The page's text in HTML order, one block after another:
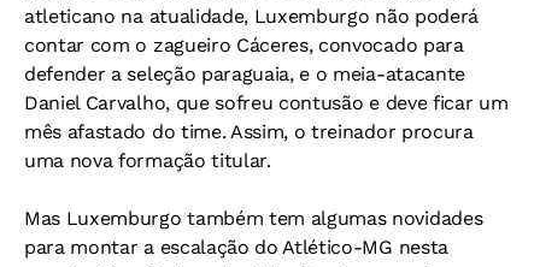
atleticano na atualidade, Luxemburgo não poderá
contar com o zagueiro Cáceres, convocado para
defender a seleção paraguaia, e o meia-atacante
Daniel Carvalho, que sofreu contusão e deve ficar um
mês afastado do time. Assim, o treinador procura
uma nova formação titular.
Mas Luxemburgo também tem algumas novidades
para montar a escalação do Atlético-MG nesta